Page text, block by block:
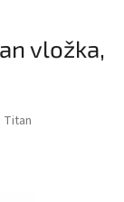
vložka,
Titan